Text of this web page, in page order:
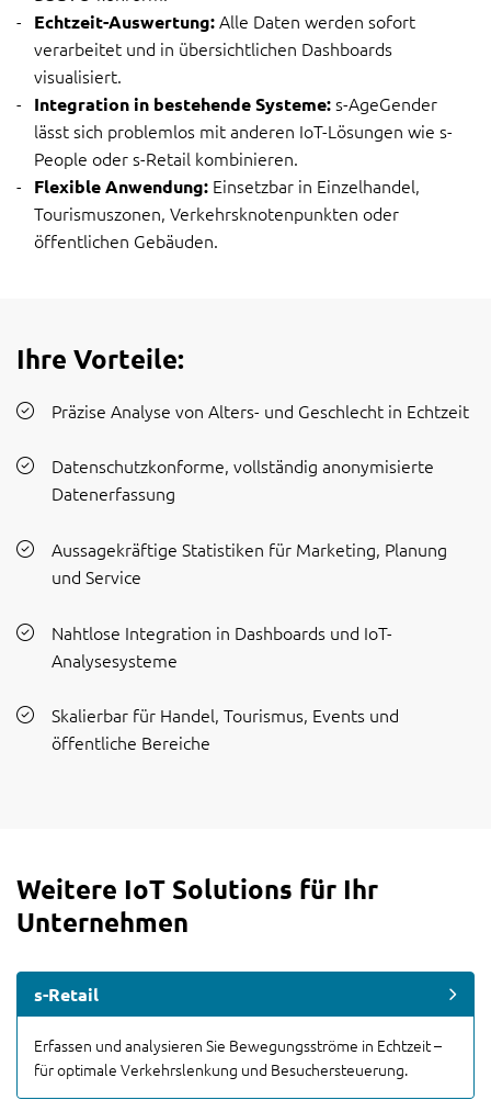
Echtzeit-Auswertung:Alle Daten werden sofort
verarbeitet und in übersichtlichen Dashboards
visualisiert.
Integration in bestehende Systeme:s-AgeGender
lässt sich problemlos mit anderen IoT-Lösungen wie s-
People oder s-Retail kombinieren.
Flexible Anwendung: Einsetzbar in Einzelhandel,
Tourismuszonen, Verkehrsknotenpunkten oder
öffentlichen Gebäuden.
Ihre Vorteile:
Präzise Analyse von Alters- und Geschlecht in Echtzeit
Datenschutzkonforme, vollständig anonymisierte
Datenerfassung
Aussagekräftige Statistiken für Marketing, Planung
und Service
Nahtlose Integration in Dashboards und IoT-
Analysesysteme
Skalierbar für Handel, Tourismus, Events und
öffentliche Bereiche
Weitere IoT Solutions für Ihr
Unternehmen
s-Retail
Erfassen und analysieren Sie Bewegungsströme in Echtzeit –
für optimale Verkehrslenkung und Besuchersteuerung.